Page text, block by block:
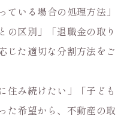
いる場合の処理方法」
の区別」「退職金の取り
じた適切な分割方法をご
住み続けたい」「子ども
た希望から、不動産の取